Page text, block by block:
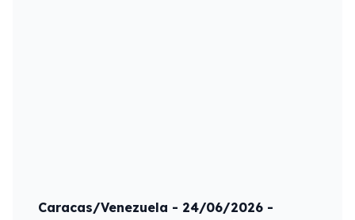
Caracas/Venezuela - 24/06/2026 -